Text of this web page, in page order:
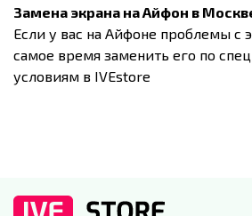
Замена экрана на Айфон в
Если у вас на Айфоне проблемы с
самое время заменить его по
условиям в IVEstore